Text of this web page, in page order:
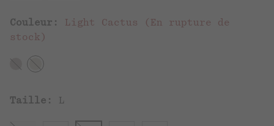
Couleur: Light Cactus (En rupture de
stock)
Taille: L